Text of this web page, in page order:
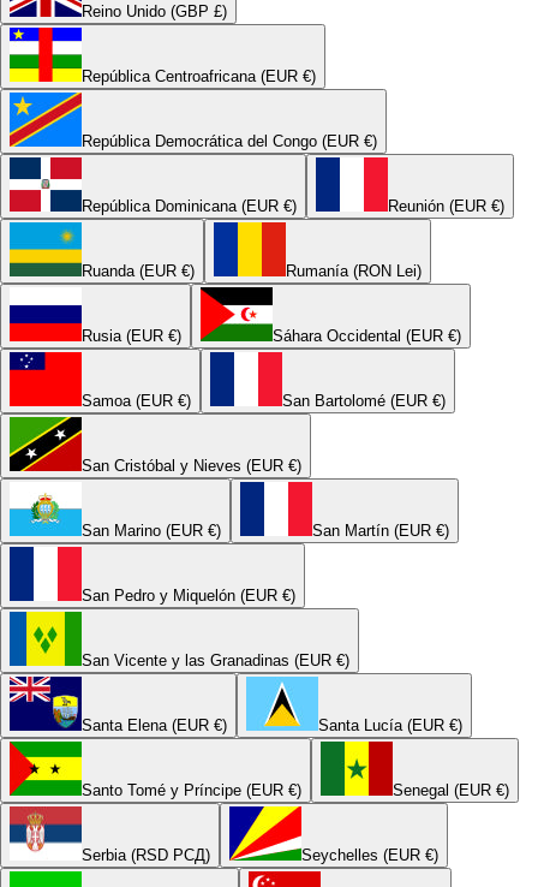
Reino Unido (GBP £)
República Centroafricana (EUR €)
República Democrática del Congo (EUR €)
República Dominicana (EUR €) Reunión (EUR €)
Ruanda (EUR €) Rumanía (RON Lei)
Rusia (EUR €) Sáhara Occidental (EUR €)
Samoa (EUR €) San Bartolomé (EUR €)
San Cristóbal y Nieves (EUR €)
San Marino (EUR €) San Martín (EUR €)
San Pedro y Miquelón (EUR €)
San Vicente y las Granadinas (EUR €)
Santa Elena (EUR €) Santa Lucía (EUR €)
Santo Tomé y Príncipe (EUR €) Senegal (EUR €)
Serbia (RSD РСД) Seychelles (EUR €)